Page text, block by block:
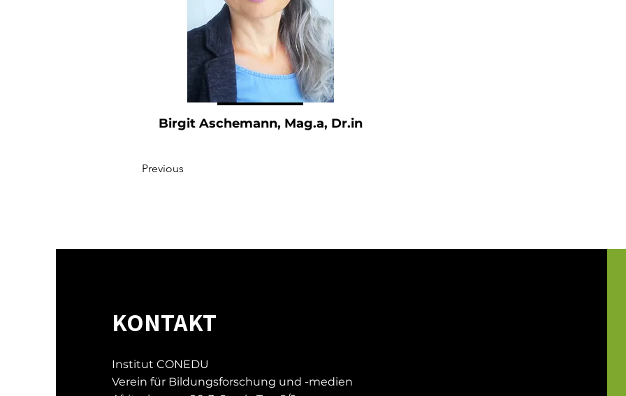
Birgit Aschemann, Mag.a, Dr.in
Previous
KONTAKT
Institut CONEDU
Verein für Bildungsforschung und -medien